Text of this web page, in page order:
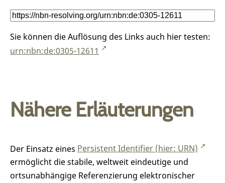
Sie können die Auflösung des Links auch hier testen:
urn:nbn:de:0305-12611
Nähere Erläuterungen
Der Einsatz eines Persistent Identifier (hier: URN)
ermöglicht die stabile, weltweit eindeutige und
ortsunabhängige Referenzierung elektronischer